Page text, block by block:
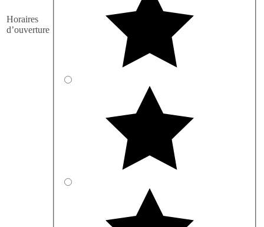
Horaires
d’ouverture